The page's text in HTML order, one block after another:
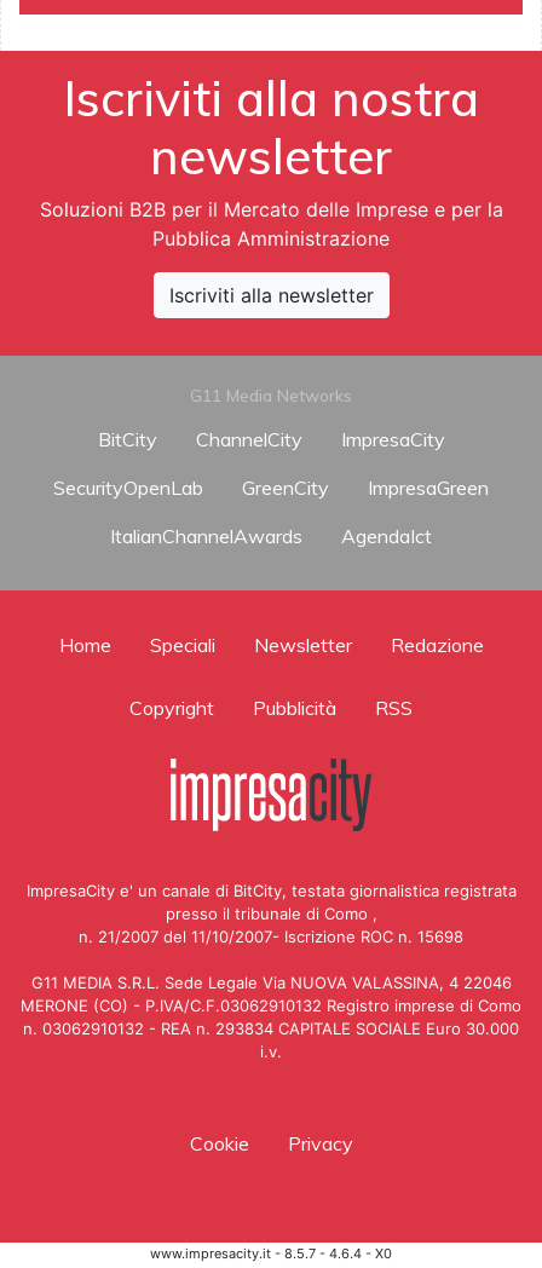
Iscriviti alla nostra
newsletter
Soluzioni B2B per il Mercato delle Imprese e per la
Pubblica Amministrazione
Iscriviti alla newsletter
G11 Media Networks
BitCity ChannelCity
ImpresaCity
SecurityOpenLab
GreenCity
ImpresaGreen
ItalianChannelAwards
AgendaIct
Home Speciali Newsletter Redazione
Copyright Pubblicità RSS
ImpresaCity e' un canale di BitCity, testata giornalistica registrata
presso il tribunale di Como ,
n. 21/2007 del 11/10/2007- Iscrizione ROC n. 15698
G11 MEDIA S.R.L. Sede Legale Via NUOVA VALASSINA, 4 22046
MERONE (CO) - P.IVA/C.F.03062910132 Registro imprese di Como
n. 03062910132 - REA n. 293834 CAPITALE SOCIALE Euro 30.000
i.v.
Cookie Privacy
www.impresacity.it - 8.5.7 - 4.6.4 - X0